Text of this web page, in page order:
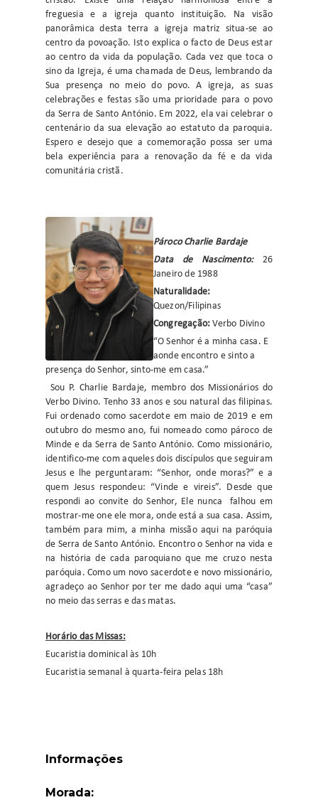
freguesia e a igreja quanto instituição. Na visão
panorâmica desta terra a igreja matriz situa-se ao
centro da povoação. Isto explica o facto de Deus estar
ao centro da vida da população. Cada vez que toca o
sino da Igreja, é uma chamada de Deus, lembrando da
Sua presença no meio do povo. A igreja, as suas
celebrações e festas são uma prioridade para o povo
da Serra de Santo António. Em 2022, ela vai celebrar o
centenário da sua elevação ao estatuto da paroquia.
Espero e desejo que a comemoração possa ser uma
bela experiência para a renovação da fé e da vida
comunitária cristã.
Pároco Charlie Bardaje
Data de Nascimento: 26
Janeiro de 1988
Naturalidade:
Quezon/Filipinas
Congregação: Verbo Divino
“O Senhor é a minha casa. E
aonde encontro e sinto a
presença do Senhor, sinto-me em casa.”
Sou P. Charlie Bardaje, membro dos Missionários do
Verbo Divino. Tenho 33 anos e sou natural das filipinas.
Fui ordenado como sacerdote em maio de 2019 e em
outubro do mesmo ano, fui nomeado como pároco de
Minde e da Serra de Santo António. Como missionário,
identifico-me com aqueles dois discípulos que seguiram
Jesus e lhe perguntaram: “Senhor, onde moras?” e a
quem Jesus respondeu: “Vinde e vireis”. Desde que
respondi ao convite do Senhor, Ele nunca falhou em
mostrar-me one ele mora, onde está a sua casa. Assim,
também para mim, a minha missão aqui na paróquia
de Serra de Santo António. Encontro o Senhor na vida e
na história de cada paroquiano que me cruzo nesta
paróquia. Como um novo sacerdote e novo missionário,
agradeço ao Senhor por ter me dado aqui uma “casa”
no meio das serras e das matas.
Horário das Missas:
Eucaristia dominical às 10h
Eucaristia semanal à quarta-feira pelas 18h
Informações
Morada: